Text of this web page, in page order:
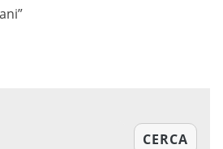
CERCA